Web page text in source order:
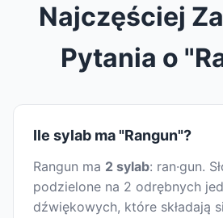
Najczęściej
Pytania o
Ile sylab ma "Rangun"?
Rangun ma 2 sylab: ran·gun.
podzielone na 2 odrębnych
dźwiękowych, które składają